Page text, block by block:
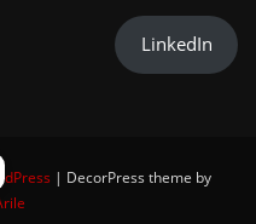
LinkedIn
| DecorPress theme by